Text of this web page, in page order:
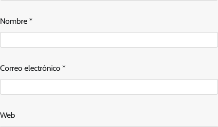
Nombre *
Correo electrónico *
Web